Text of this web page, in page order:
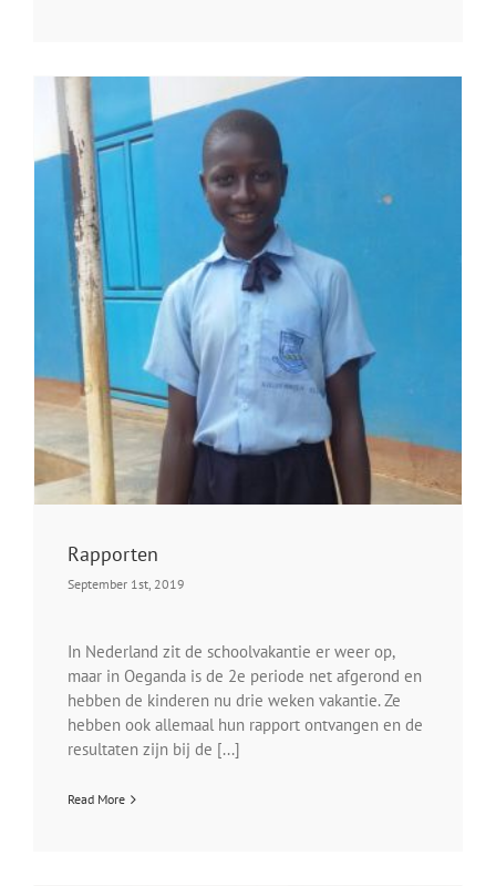
Rapporten
September 1st, 2019
In Nederland zit de schoolvakantie er weer op,
maar in Oeganda is de 2e periode net afgerond en
hebben de kinderen nu drie weken vakantie. Ze
hebben ook allemaal hun rapport ontvangen en de
resultaten zijn bij de [...]
Read More